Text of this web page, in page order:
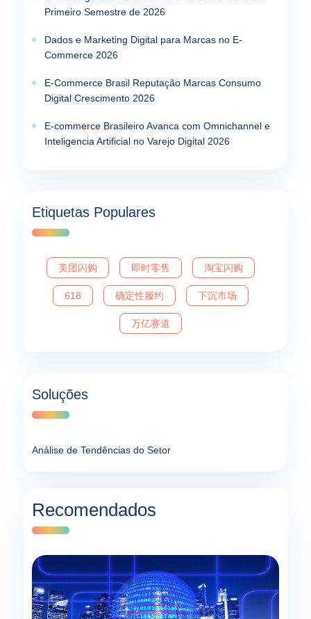
Primeiro Semestre de 2026
Dados e Marketing Digital para Marcas no E-
Commerce 2026
E-Commerce Brasil Reputação Marcas Consumo
Digital Crescimento 2026
E-commerce Brasileiro Avanca com Omnichannel e
Inteligencia Artificial no Varejo Digital 2026
Etiquetas Populares
美团闪购 即时零售 淘宝闪购
618 确定性履约 下沉市场
万亿赛道
Soluções
Análise de Tendências do Setor
Recomendados